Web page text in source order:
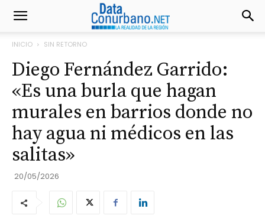
INICIO SIN RETORNO
Diego Fernández Garrido:
«Es una burla que hagan
murales en barrios donde no
hay agua ni médicos en las
salitas»
20/05/2026